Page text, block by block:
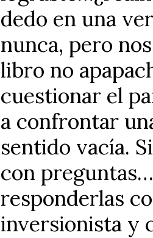
dedo en una
nunca, pero
libro no
cuestionar el
a confrontar
sentido vacía.
con
responderlas
inversionista y